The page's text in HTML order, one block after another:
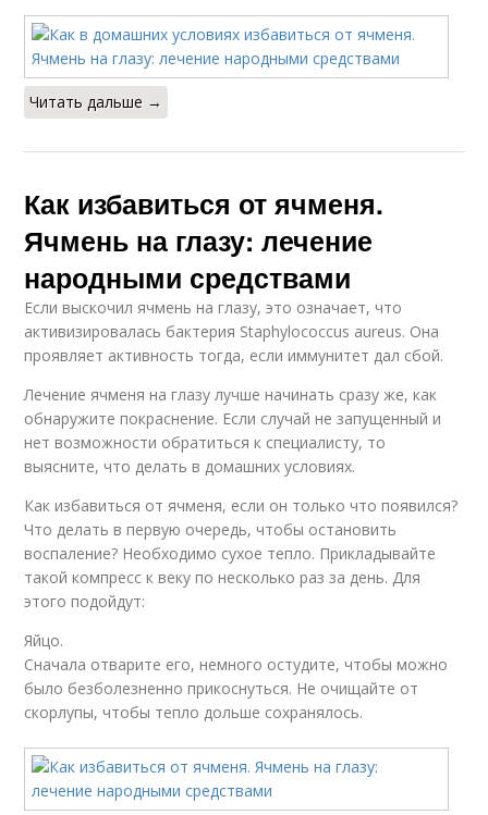
Читать дальше →
Как избавиться от ячменя.
Ячмень на глазу: лечение
народными средствами
Если выскочил ячмень на глазу, это означает, что
активизировалась бактерия Staphylococcus aureus. Она
проявляет активность тогда, если иммунитет дал сбой.
Лечение ячменя на глазу лучше начинать сразу же, как
обнаружите покраснение. Если случай не запущенный и
нет возможности обратиться к специалисту, то
выясните, что делать в домашних условиях.
Как избавиться от ячменя, если он только что появился?
Что делать в первую очередь, чтобы остановить
воспаление? Необходимо сухое тепло. Прикладывайте
такой компресс к веку по несколько раз за день. Для
этого подойдут:
Яйцо.
Сначала отварите его, немного остудите, чтобы можно
было безболезненно прикоснуться. Не очищайте от
скорлупы, чтобы тепло дольше сохранялось.